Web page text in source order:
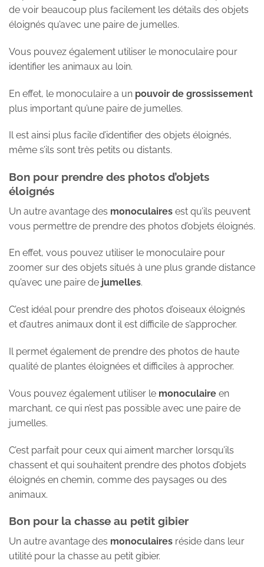
de voir beaucoup plus facilement les détails des objets
éloignés qu’avec une paire de jumelles.
Vous pouvez également utiliser le monoculaire pour
identifier les animaux au loin.
En effet, le monoculaire a un pouvoir de grossissement
plus important qu’une paire de jumelles.
Il est ainsi plus facile d’identifier des objets éloignés,
même s’ils sont très petits ou distants.
Bon pour prendre des photos d’objets
éloignés
Un autre avantage des monoculaires est qu’ils peuvent
vous permettre de prendre des photos d’objets éloignés.
En effet, vous pouvez utiliser le monoculaire pour
zoomer sur des objets situés à une plus grande distance
qu’avec une paire de jumelles.
C’est idéal pour prendre des photos d’oiseaux éloignés
et d’autres animaux dont il est difficile de s’approcher.
Il permet également de prendre des photos de haute
qualité de plantes éloignées et difficiles à approcher.
Vous pouvez également utiliser le monoculaire en
marchant, ce qui n’est pas possible avec une paire de
jumelles.
C’est parfait pour ceux qui aiment marcher lorsqu’ils
chassent et qui souhaitent prendre des photos d’objets
éloignés en chemin, comme des paysages ou des
animaux.
Bon pour la chasse au petit gibier
Un autre avantage des monoculaires réside dans leur
utilité pour la chasse au petit gibier.